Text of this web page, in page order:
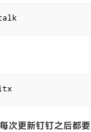
次更新钉钉之后都